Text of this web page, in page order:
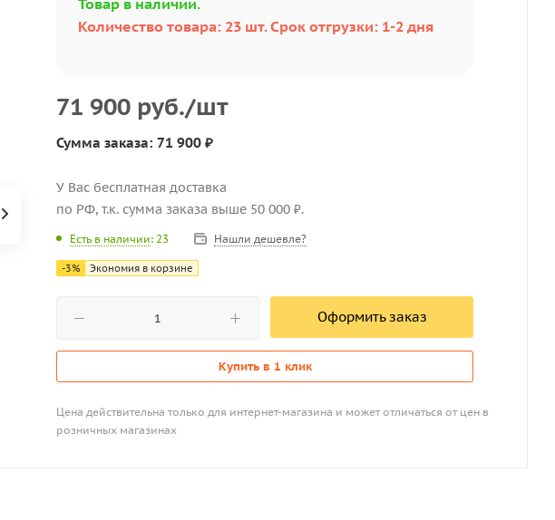
Количество товара: 23 шт. Срок отгрузки: 1-2 дня
71 900 руб./шт
Сумма заказа: 71 900 ₽
У Вас бесплатная доставка
по РФ, т.к. сумма заказа выше 50 000 ₽.
Есть в наличии: 23 Нашли дешевле?
-3% Экономия в корзине
Оформить заказ
Купить в 1 клик
Цена действительна только для интернет-магазина и может отличаться от цен в
розничных магазинах